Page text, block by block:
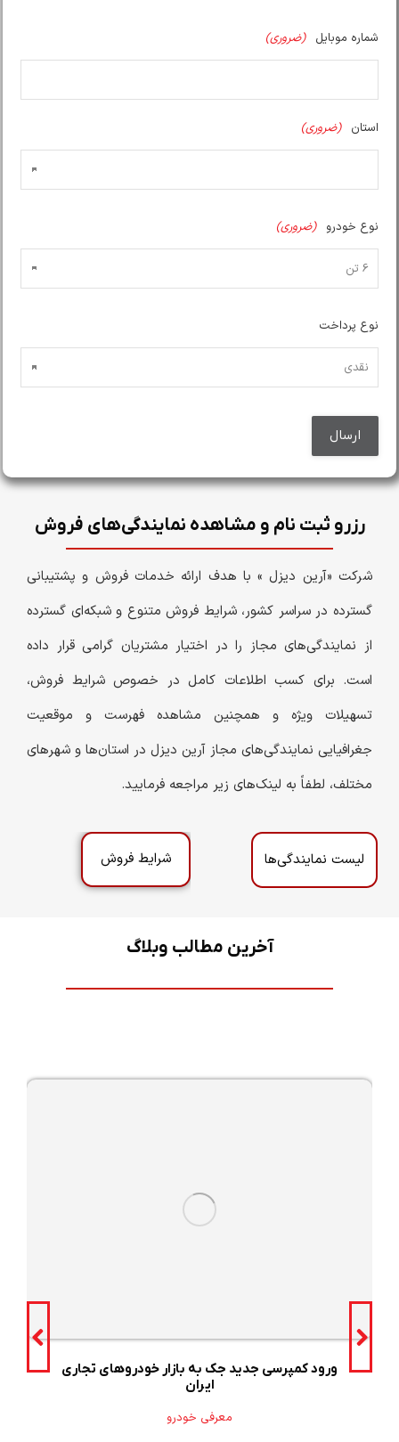
شماره موبایل (ضروری)
استان (ضروری)
نوع خودرو (ضروری)
نوع پرداخت
رزرو ثبت نام و مشاهده نمایندگی‌های فروش
شرکت «آرین دیزل » با هدف ارائه خدمات فروش و پشتیبانی
گسترده در سراسر کشور، شرایط فروش متنوع و شبکه‌ای گسترده
از نمایندگی‌های مجاز را در اختیار مشتریان گرامی قرار داده
است. برای کسب اطلاعات کامل در خصوص شرایط فروش،
تسهیلات ویژه و همچنین مشاهده فهرست و موقعیت
جغرافیایی نمایندگی‌های مجاز آرین دیزل در استان‌ها و شهرهای
مختلف، لطفاً به لینک‌های زیر مراجعه فرمایید.
لیست نمایندگی‌ها شرایط فروش
آخرین مطالب وبلاگ
ورود کمپرسی جدید جک به بازار خودروهای تجاری
ایران
معرفی خودرو